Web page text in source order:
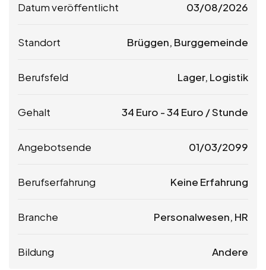
Datum veröffentlicht 03/08/2026
Standort Brüggen, Burggemeinde
Berufsfeld Lager, Logistik
Gehalt 34 Euro -34 Euro / Stunde
Angebotsende 01/03/2099
Berufserfahrung Keine Erfahrung
Branche Personalwesen, HR
Bildung Andere